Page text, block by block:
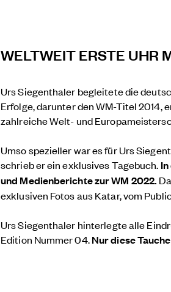
WELTWEIT ERSTE UHR
Urs Siegenthaler begleitete die
Erfolge, darunter den WM-Titel 2014,
zahlreiche Welt- und
Umso spezieller war es für Urs
schrieb er ein exklusives Tagebuch.
und Medienberichte zur WM 2022.
exklusiven Fotos aus Katar, vom
Urs Siegenthaler hinterlegte alle
Edition Nummer 04.Nur diese